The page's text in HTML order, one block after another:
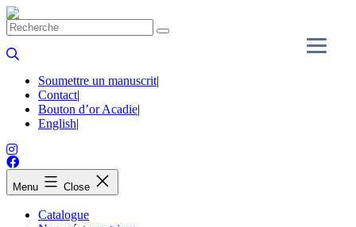
Skip
to
Soumettre un manuscrit|
Contact|
Bouton d’or Acadie|
English|
Menu Close
Catalogue